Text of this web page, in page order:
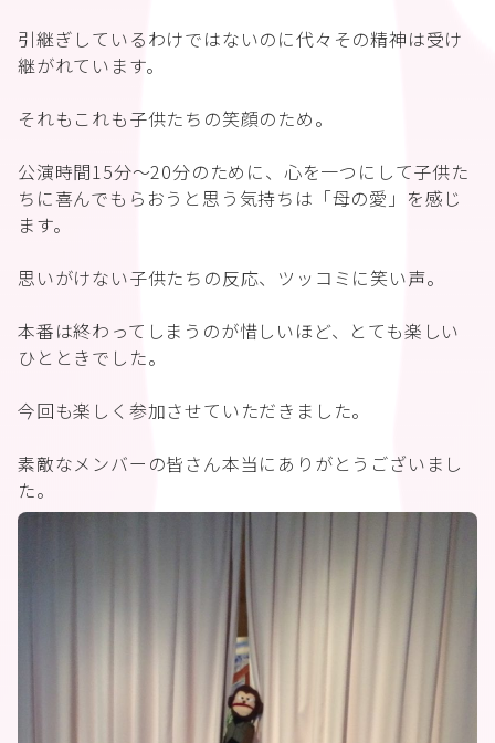
引継ぎしているわけではないのに代々その精神は受け
継がれています。
それもこれも子供たちの笑顔のため。
公演時間15分〜20分のために、心を一つにして子供た
ちに喜んでもらおうと思う気持ちは「母の愛」を感じ
ます。
思いがけない子供たちの反応、ツッコミに笑い声。
本番は終わってしまうのが惜しいほど、とても楽しい
ひとときでした。
今回も楽しく参加させていただきました。
素敵なメンバーの皆さん本当にありがとうございまし
た。